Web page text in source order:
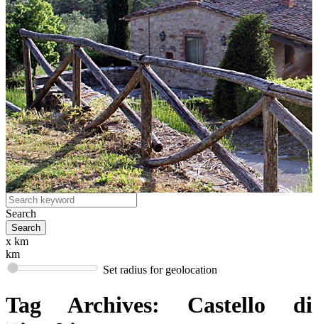
Search
x km
km
Set radius for geolocation
Tag Archives: Castello di